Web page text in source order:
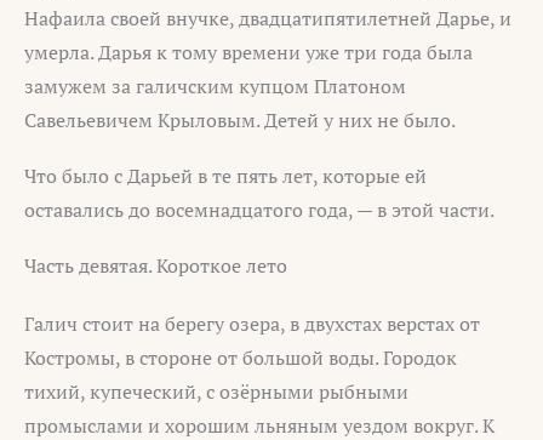
Нафаила своей внучке, двадцатипятилетней Дарье, и
умерла. Дарья к тому времени уже три года была
замужем за галичским купцом Платоном
Савельевичем Крыловым. Детей у них не было.
Что было с Дарьей в те пять лет, которые ей
оставались до восемнадцатого года, — в этой части.
Часть девятая. Короткое лето
Галич стоит на берегу озера, в двухстах верстах от
Костромы, в стороне от большой воды. Городок
тихий, купеческий, с озёрными рыбными
промыслами и хорошим льняным уездом вокруг. К